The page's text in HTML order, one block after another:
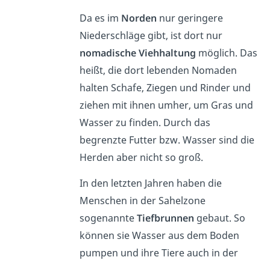
Da es im Norden nur geringere
Niederschläge gibt, ist dort nur
nomadische Viehhaltung möglich. Das
heißt, die dort lebenden Nomaden
halten Schafe, Ziegen und Rinder und
ziehen mit ihnen umher, um Gras und
Wasser zu finden. Durch das
begrenzte Futter bzw. Wasser sind die
Herden aber nicht so groß.
In den letzten Jahren haben die
Menschen in der Sahelzone
sogenannteTiefbrunnen gebaut. So
können sie Wasser aus dem Boden
pumpen und ihre Tiere auch in der